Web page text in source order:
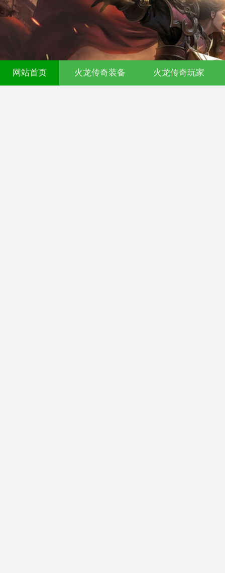
00ok传奇发布网-今日新开传奇私服-
网站首页 火龙传奇装备 火龙传奇玩家